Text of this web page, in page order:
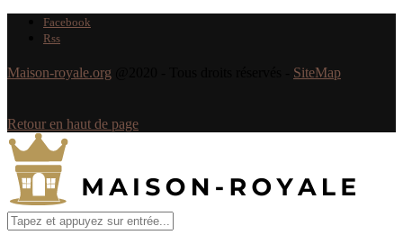
Facebook
Rss
Maison-royale.org SiteMap
Retour en haut de page